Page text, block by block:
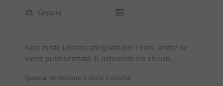
Coppia
Non esiste un'area adeguata per i cani, anche se
viene pubblicizzata. Il ristorante era chiuso,
che apriva alle 17.00.
Questa recensione è stata tradotta